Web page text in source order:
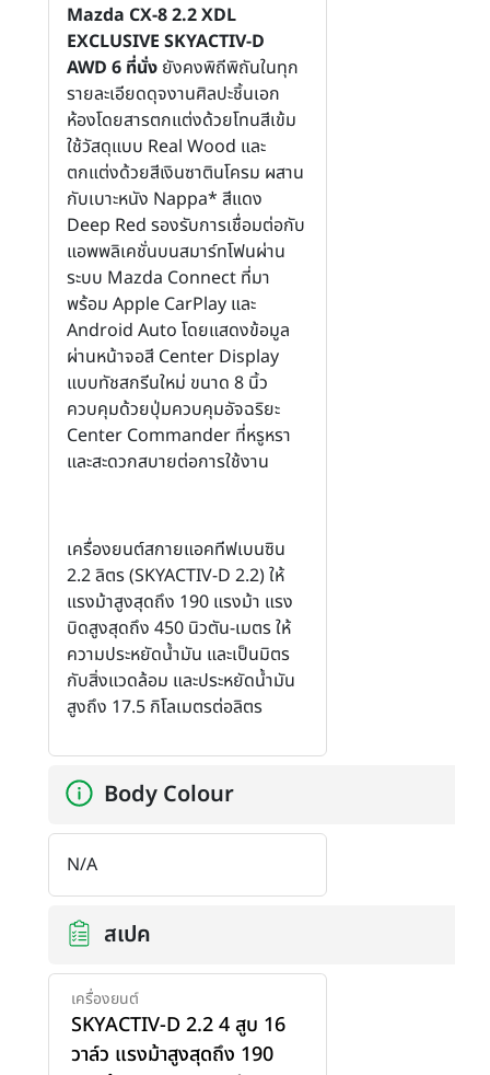
Mazda CX-8 2.2 XDL
EXCLUSIVE SKYACTIV-D
AWD 6 ที่นั่ง ยังคงพิถีพิถันในทุก
รายละเอียดดุจงานศิลปะชิ้นเอก
ห้องโดยสารตกแต่งด้วยโทนสีเข้ม
ใช้วัสดุแบบ Real Wood และ
ตกแต่งด้วยสีเงินซาตินโครม ผสาน
กับเบาะหนัง Nappa* สีแดง
Deep Red รองรับการเชื่อมต่อกับ
แอพพลิเคชั่นบนสมาร์ทโฟนผ่าน
ระบบ Mazda Connect ที่มา
พร้อม Apple CarPlay และ
Android Auto โดยแสดงข้อมูล
ผ่านหน้าจอสี Center Display
แบบทัชสกรีนใหม่ ขนาด 8 นิ้ว
ควบคุมด้วยปุ่มควบคุมอัจฉริยะ
Center Commander ที่หรูหรา
และสะดวกสบายต่อการใช้งาน
เครื่องยนต์สกายแอคทีฟเบนซิน
2.2 ลิตร (SKYACTIV-D 2.2) ให้
แรงม้าสูงสุดถึง 190 แรงม้า แรง
บิดสูงสุดถึง 450 นิวตัน-เมตร ให้
ความประหยัดน้ำมัน และเป็นมิตร
กับสิ่งแวดล้อม และประหยัดน้ำมัน
สูงถึง 17.5 กิโลเมตรต่อลิตร
Body Colour
N/A
สเปค
เครื่องยนต์
SKYACTIV-D 2.2 4 สูบ 16
วาล์ว แรงม้าสูงสุดถึง 190